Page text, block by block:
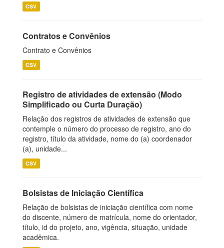
CSV
Contratos e Convênios
Contrato e Convênios
CSV
Registro de atividades de extensão (Modo
Simplificado ou Curta Duração)
Relação dos registros de atividades de extensão que
contemple o número do processo de registro, ano do
registro, título da atividade, nome do (a) coordenador
(a), unidade...
CSV
Bolsistas de Iniciação Científica
Relação de bolsistas de iniciação científica com nome
do discente, número de matrícula, nome do orientador,
título, id do projeto, ano, vigência, situação, unidade
acadêmica.